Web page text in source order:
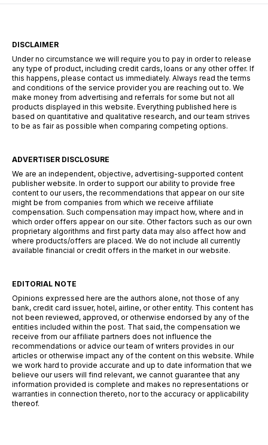
DISCLAIMER
Under no circumstance we will require you to pay in order to release
any type of product, including credit cards, loans or any other offer. If
this happens, please contact us immediately. Always read the terms
and conditions of the service provider you are reaching out to. We
make money from advertising and referrals for some but not all
products displayed in this website. Everything published here is
based on quantitative and qualitative research, and our team strives
to be as fair as possible when comparing competing options.
ADVERTISER DISCLOSURE
We are an independent, objective, advertising-supported content
publisher website. In order to support our ability to provide free
content to our users, the recommendations that appear on our site
might be from companies from which we receive affiliate
compensation. Such compensation may impact how, where and in
which order offers appear on our site. Other factors such as our own
proprietary algorithms and first party data may also affect how and
where products/offers are placed. We do not include all currently
available financial or credit offers in the market in our website.
EDITORIAL NOTE
Opinions expressed here are the authors alone, not those of any
bank, credit card issuer, hotel, airline, or other entity. This content has
not been reviewed, approved, or otherwise endorsed by any of the
entities included within the post. That said, the compensation we
receive from our affiliate partners does not influence the
recommendations or advice our team of writers provides in our
articles or otherwise impact any of the content on this website. While
we work hard to provide accurate and up to date information that we
believe our users will find relevant, we cannot guarantee that any
information provided is complete and makes no representations or
warranties in connection thereto, nor to the accuracy or applicability
thereof.